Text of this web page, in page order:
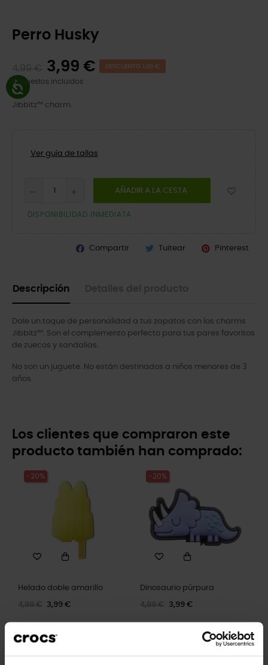
Perro Husky
3,99 € DESCUENTO 1,00 €
Impuestos incluidos
Jibbitz™ charm.
Ver guía de tallas
AÑADIR A LA CESTA
DISPONIBILIDAD INMEDIATA
Compartir Tuitear Pinterest
Descripción
Dale un toque de personalidad a tus zapatos con los charms
Jibbitz™. Son el complemento perfecto para tus pares favoritos
de zuecos y sandalias.
No son un juguete. No están destinados a niños menores de 3
años.
Los clientes que compraron este
producto también han comprado:
-20%
Helado doble amarillo
4,99 € 3,99 €
-20%
Dinosaurio púrpura
4,99 € 3,99 €